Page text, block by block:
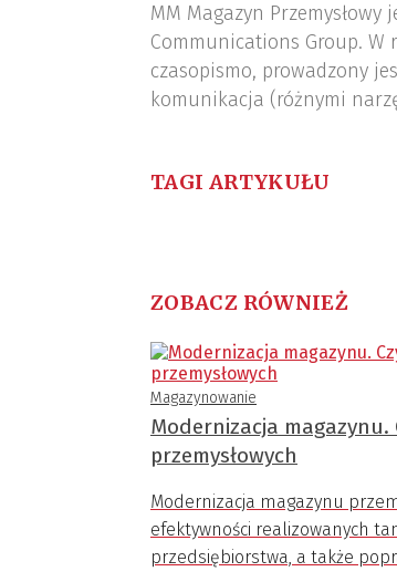
MM Magazyn
Communications Group. W
czasopismo, prowadzony
komunikacja (różnymi
TAGI ARTYKUŁU
ZOBACZ RÓWNIEŻ
Magazynowanie
Modernizacja
przemysłowych
Modernizacja magazynu
efektywności realizowanych
przedsiębiorstwa, a także